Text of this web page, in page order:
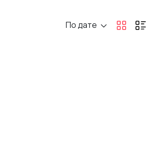
По дате